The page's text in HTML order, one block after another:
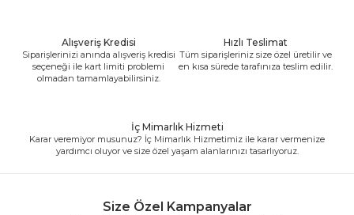
Alışveriş Kredisi
Siparişlerinizi anında alışveriş kredisi
seçeneği ile kart limiti problemi
olmadan tamamlayabilirsiniz.
Hızlı Teslimat
Tüm siparişleriniz size özel üretilir ve
en kısa sürede tarafınıza teslim edilir.
İç Mimarlık Hizmeti
Karar veremiyor musunuz? İç Mimarlık Hizmetimiz ile karar vermenize
yardımcı oluyor ve size özel yaşam alanlarınızı tasarlıyoruz.
Size Özel Kampanyalar